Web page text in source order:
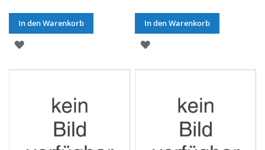
In den Warenkorb
ZUR
In den Warenkorb
ZUR